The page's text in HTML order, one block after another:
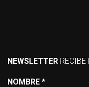
NEWSLETTER RECIBE
NOMBRE *